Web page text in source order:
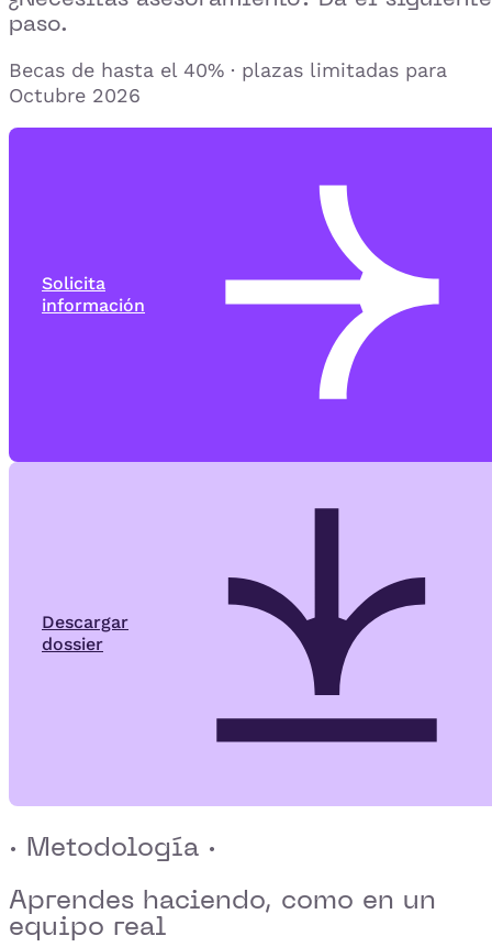
paso.
Becas de hasta el 40% · plazas limitadas para
Octubre 2026
Solicita
información
Descargar
dossier
· Metodología ·
Aprendes haciendo, como en un
equipo real